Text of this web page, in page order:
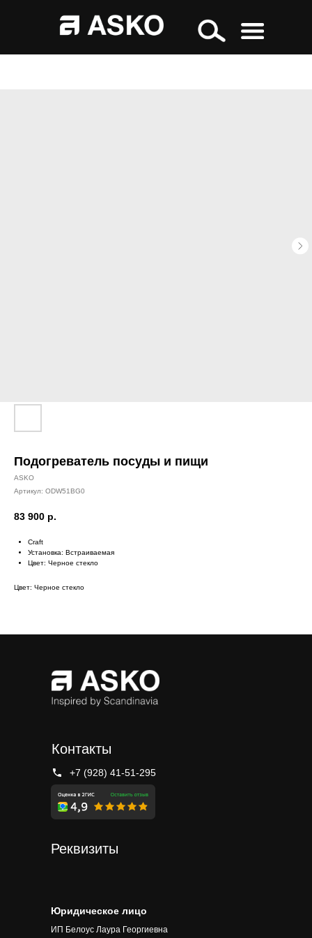
Подогреватель посуды и пищи
ASKO
Артикул: ODW51BG0
83 900 р.
Craft
Установка: Встраиваемая
Цвет: Черное стекло
Цвет: Черное стекло
Контакты
Реквизиты
+7 (928) 41-51-295
ИП Белоус Лаура Георгиевна
Юридическое лицо